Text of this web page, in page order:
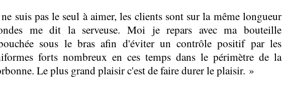
ne suis pas le seul à aimer, les clients sont sur la même longueur
me dit la serveuse. Moi je repars avec ma bouteille
sous le bras afin d'éviter un contrôle positif par les
forts nombreux en ces temps dans le périmètre de la
Le plus grand plaisir c'est de faire durer le plaisir. »